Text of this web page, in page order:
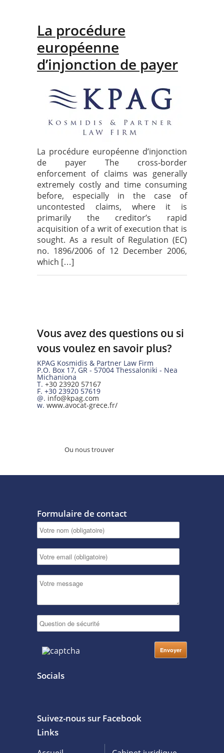
La procédure
européenne
d’injonction de payer
La procédure européenne d’injonction
de payer The cross-border
enforcement of claims was generally
extremely costly and time consuming
before, especially in the case of
uncontested claims, where it is
primarily the creditor’s rapid
acquisition of a writ of execution that is
sought. As a result of Regulation (EC)
no. 1896/2006 of 12 December 2006,
which […]
Vous avez des questions ou si
vous voulez en savoir plus?
KPAG Kosmidis & Partner Law Firm
P.O. Box 17, GR - 57004 Thessaloniki - Nea
Michaniona
T. +30 23920 57167
F. +30 23920 57619
@. info@kpag.com
w. www.avocat-grece.fr/
Ou nous trouver
Formulaire de contact
Socials
Suivez-nous sur Facebook
Links